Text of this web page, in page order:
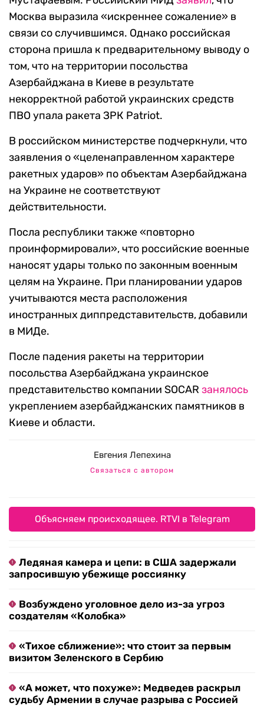
Москва выразила «искреннее сожаление» в
связи со случившимся. Однако российская
сторона пришла к предварительному выводу о
том, что на территории посольства
Азербайджана в Киеве в результате
некорректной работой украинских средств
ПВО упала ракета ЗРК Patriot.
В российском министерстве подчеркнули, что
заявления о «целенаправленном характере
ракетных ударов» по объектам Азербайджана
на Украине не соответствуют
действительности.
Посла республики также «повторно
проинформировали», что российские военные
наносят удары только по законным военным
целям на Украине. При планировании ударов
учитываются места расположения
иностранных диппредставительств, добавили
в МИДе.
После падения ракеты на территории
посольства Азербайджана украинское
представительство компании SOCAR занялось
укреплением азербайджанских памятников в
Киеве и области.
Евгения Лепехина
Связаться с автором
Объясняем происходящее. RTVI в Telegram
Ледяная камера и цепи: в США задержали
запросившую убежище россиянку
Возбуждено уголовное дело из-за угроз
создателям «Колобка»
«Тихое сближение»: что стоит за первым
визитом Зеленского в Сербию
«А может, что похуже»: Медведев раскрыл
судьбу Армении в случае разрыва с Россией